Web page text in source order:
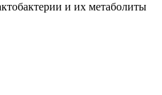
и их метаболиты